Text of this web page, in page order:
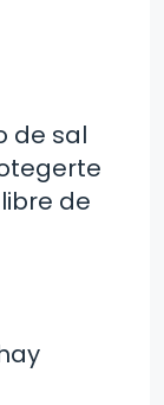
de sal
de